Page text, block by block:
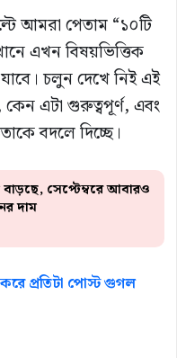
আমরা পেতাম “১০টি
এখন বিষয়ভিত্তিক
চলুন দেখে নিই এই
এটা গুরুত্বপূর্ণ, এবং
বদলে দিচ্ছে।
সেপ্টেম্বরে আবারও
দাম
প্রতিটা পোস্ট গুগল